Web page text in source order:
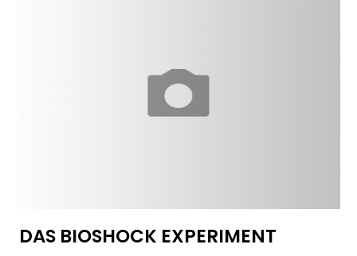
DAS BIOSHOCK EXPERIMENT